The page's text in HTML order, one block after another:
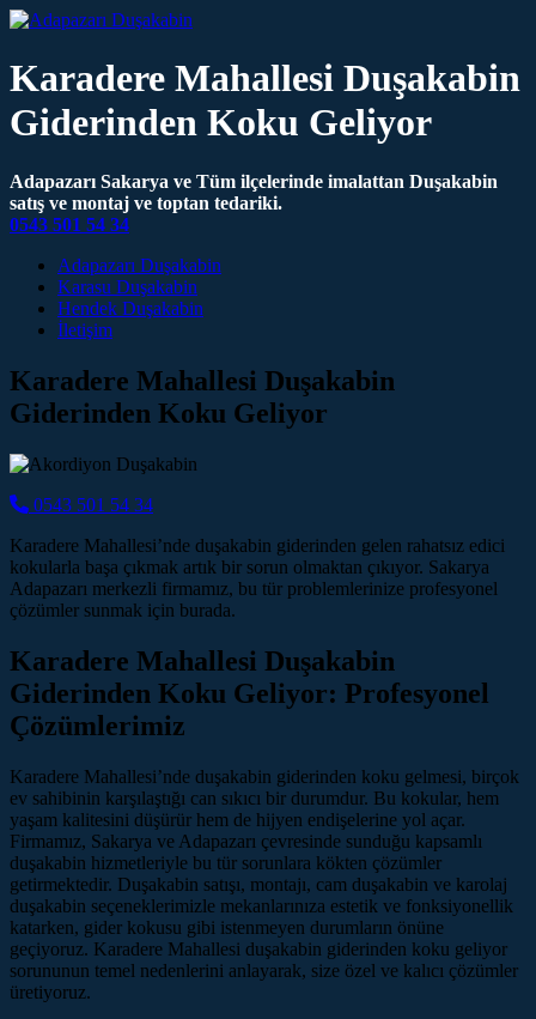
Karadere Mahallesi Duşakabin
Giderinden Koku Geliyor
Adapazarı Sakarya ve Tüm ilçelerinde imalattan Duşakabin
satış ve montaj ve toptan tedariki.
0543 501 54 34
Main Navigation
Adapazarı Duşakabin
Karasu Duşakabin
Hendek Duşakabin
İletişim
Karadere Mahallesi Duşakabin
Giderinden Koku Geliyor
0543 501 54 34
Karadere Mahallesi’nde duşakabin giderinden gelen rahatsız edici
kokularla başa çıkmak artık bir sorun olmaktan çıkıyor. Sakarya
Adapazarı merkezli firmamız, bu tür problemlerinize profesyonel
çözümler sunmak için burada.
Karadere Mahallesi Duşakabin
Giderinden Koku Geliyor: Profesyonel
Çözümlerimiz
Karadere Mahallesi’nde duşakabin giderinden koku gelmesi, birçok
ev sahibinin karşılaştığı can sıkıcı bir durumdur. Bu kokular, hem
yaşam kalitesini düşürür hem de hijyen endişelerine yol açar.
Firmamız, Sakarya ve Adapazarı çevresinde sunduğu kapsamlı
duşakabin hizmetleriyle bu tür sorunlara kökten çözümler
getirmektedir. Duşakabin satışı, montajı, cam duşakabin ve karolaj
duşakabin seçeneklerimizle mekanlarınıza estetik ve fonksiyonellik
katarken, gider kokusu gibi istenmeyen durumların önüne
geçiyoruz. Karadere Mahallesi duşakabin giderinden koku geliyor
sorununun temel nedenlerini anlayarak, size özel ve kalıcı çözümler
üretiyoruz.